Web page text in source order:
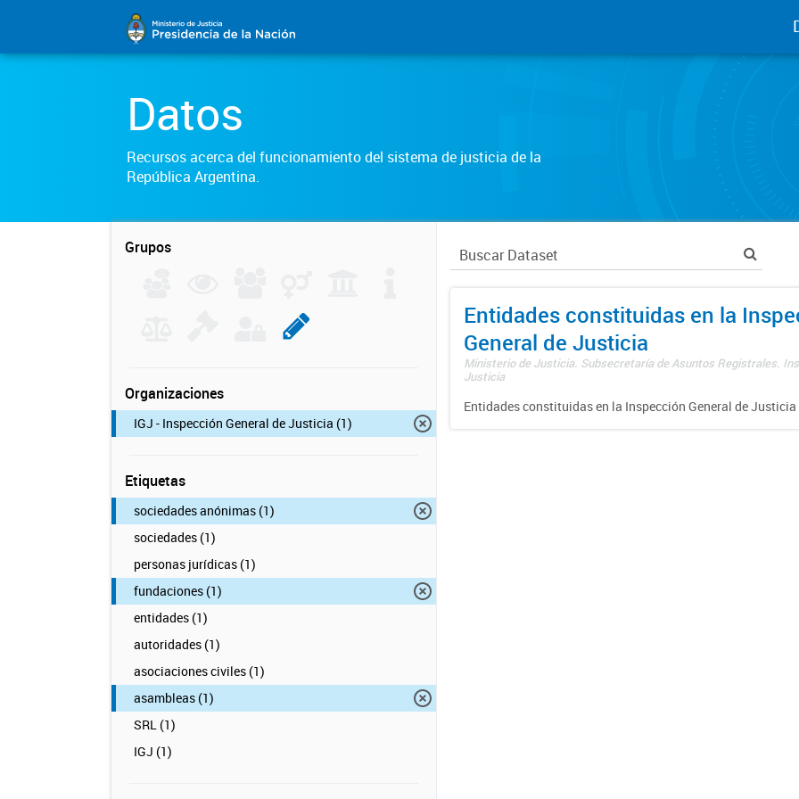
Datos
Recursos acerca del funcionamiento del sistema de justicia de la
República Argentina.
Grupos
Organizaciones
IGJ - Inspección General de Justicia (1)
Etiquetas
sociedades anónimas (1)
sociedades (1)
personas jurídicas (1)
fundaciones (1)
entidades (1)
autoridades (1)
asociaciones civiles (1)
asambleas (1)
SRL (1)
IGJ (1)
Entidades constituidas en la
General de Justicia
Ministerio de Justicia. Subsecretaría de Asuntos Registrales.
Justicia
Entidades constituidas en la Inspección General de Justicia